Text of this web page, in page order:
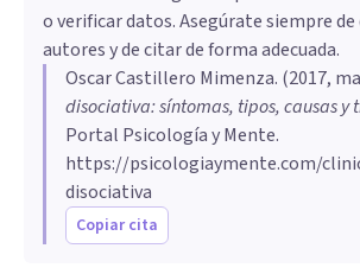
o verificar datos. Asegúrate siempre
autores y de citar de forma adecuada.
Oscar Castillero Mimenza. (2017,
disociativa: síntomas, tipos, causas
Portal Psicología y Mente.
https://psicologiaymente.com/
disociativa
Copiar cita